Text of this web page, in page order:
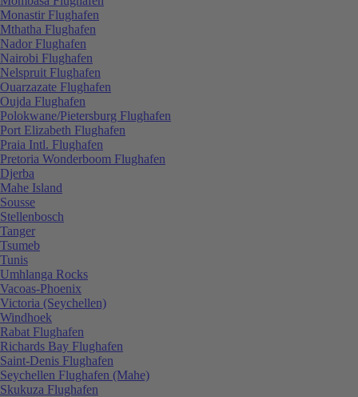
Monastir Flughafen
Mthatha Flughafen
Nador Flughafen
Nairobi Flughafen
Nelspruit Flughafen
Ouarzazate Flughafen
Oujda Flughafen
Polokwane/Pietersburg Flughafen
Port Elizabeth Flughafen
Praia Intl. Flughafen
Pretoria Wonderboom Flughafen
Djerba
Mahe Island
Sousse
Stellenbosch
Tanger
Tsumeb
Tunis
Umhlanga Rocks
Vacoas-Phoenix
Victoria (Seychellen)
Windhoek
Rabat Flughafen
Richards Bay Flughafen
Saint-Denis Flughafen
Seychellen Flughafen (Mahe)
Skukuza Flughafen